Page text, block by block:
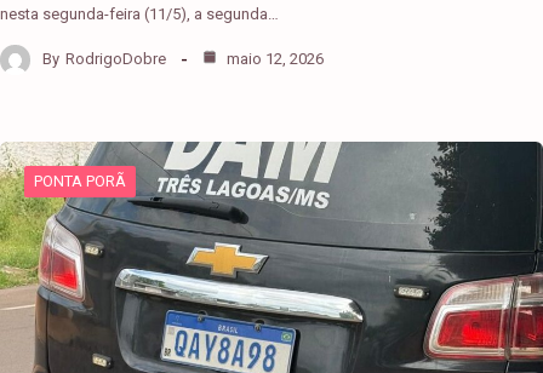
nesta segunda-feira (11/5), a segunda…
By RodrigoDobre maio 12, 2026
PONTA PORÃ